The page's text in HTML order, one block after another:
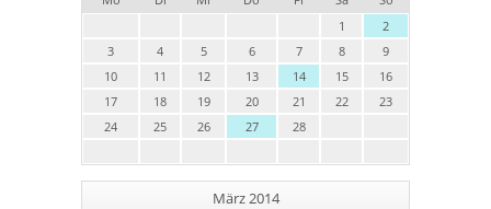
1
2
3
4 5 6 7 8
9
10
11 12 13 14 15
16
17
18 19 20 21 22
23
24
25 26 27 28
März 2014